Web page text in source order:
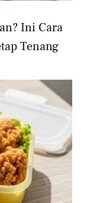
Ini Cara
Tenang